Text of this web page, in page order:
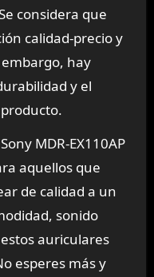
considera que
calidad-precio y
hay
y el
MDR-EX110AP
aquellos que
de calidad a un
sonido
auriculares
esperes más y